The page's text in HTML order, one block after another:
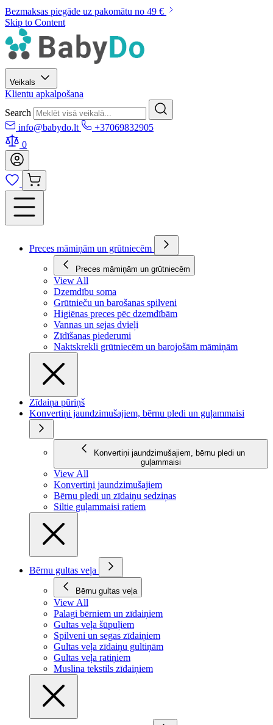
Bezmaksas piegāde uz pakomātu no 49 €
Skip to Content
Veikals
Klientu apkalpošana
Search
info@babydo.lt
+37069832905
0
Preces māmiņām un grūtniecēm
Preces māmiņām un grūtniecēm
View All
Dzemdību soma
Grūtnieču un barošanas spilveni
Higiēnas preces pēc dzemdībām
Vannas un sejas dvieļi
Zīdīšanas piederumi
Naktskrekli grūtniecēm un barojošām māmiņām
Zīdaiņa pūriņš
Konvertiņi jaundzimušajiem, bērnu pledi un guļammaisi
Konvertiņi jaundzimušajiem, bērnu pledi un
guļammaisi
View All
Konvertiņi jaundzimušajiem
Bērnu pledi un zīdaiņu sedziņas
Siltie guļammaisi ratiem
Bērnu gultas veļa
Bērnu gultas veļa
View All
Palagi bērniem un zīdaiņiem
Gultas veļa šūpuļiem
Spilveni un segas zīdaiņiem
Gultas veļa zīdaiņu gultiņām
Gultas veļa ratiņiem
Muslina tekstils zīdaiņiem